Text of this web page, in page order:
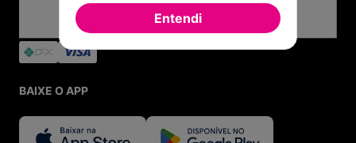
BAIXE O APP
Entendi